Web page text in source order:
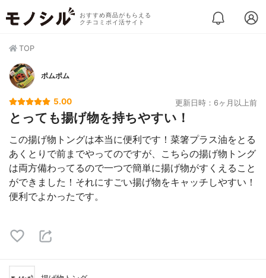
おすすめ商品がもらえる
クチコミポイ活サイト
TOP
ポムポム
5.00 更新日時：6ヶ月以上前
とっても揚げ物を持ちやすい！
この揚げ物トングは本当に便利です！菜箸プラス油をとる
あくとりで前までやってのですが、こちらの揚げ物トング
は両方備わってるので一つで簡単に揚げ物がすくえること
ができました！それにすごい揚げ物をキャッチしやすい！
便利でよかったです。